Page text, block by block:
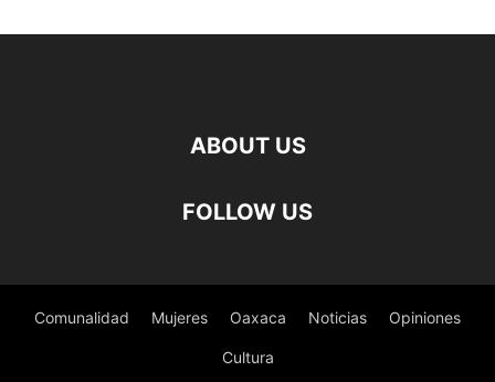
ABOUT US
FOLLOW US
Comunalidad Mujeres Oaxaca Noticias Opiniones
Cultura